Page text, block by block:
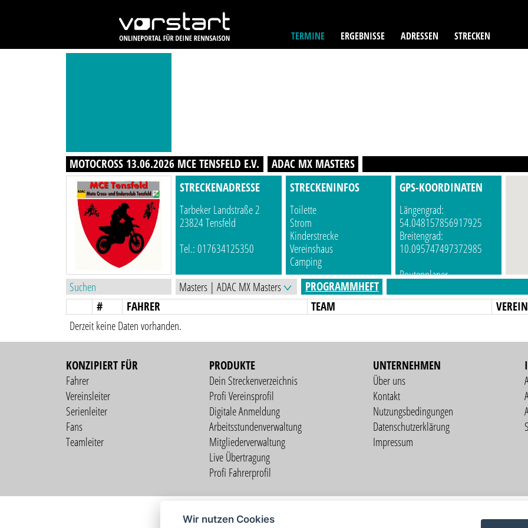
TERMINE ERGEBNISSE ADRESSEN STRECKEN
MOTOCROSS 13.06.2026 MCE TENSFELD E.V. ADAC MX MASTERS
STRECKENADRESSE
Tarbeker Landstraße 2
23824 Tensfeld
Tel.: 017634125350
STRECKENINFOS
Toilette
Strom
Kinderstrecke
Vereinshaus
Camping
GPS-KOORDINATEN
Längengrad:
54.048157856917925
Breitengrad:
10.095747497372985
Routenplaner
PROGRAMMHEFT
#
FAHRER TEAM VEREIN
Derzeit keine Daten vorhanden.
KONZIPIERT FÜR
Fahrer
Vereinsleiter
Serienleiter
Fans
Teamleiter
PRODUKTE
Dein Streckenverzeichnis
Profi Vereinsprofil
Digitale Anmeldung
Arbeitsstundenverwaltung
Mitgliederverwaltung
Live Übertragung
Profi Fahrerprofil
UNTERNEHMEN
Über uns
Kontakt
Nutzungsbedingungen
Datenschutzerklärung
Impressum
Wir nutzen Cookies